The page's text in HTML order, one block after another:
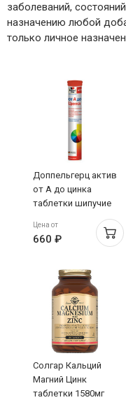
заболеваний,
назначению любой
только личное
Доппельгерц актив
от А до цинка
таблетки шипучие
персик-маракуйя
N15
Цена от
660 ₽
Солгар Кальций
Магний Цинк
таблетки 1580мг